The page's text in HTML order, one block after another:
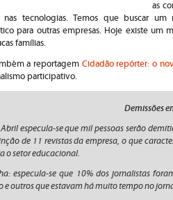
as
nas tecnologias. Temos que buscar
para outras empresas. Hoje existe um
famílias.
a reportagem Cidadão repórter: o
participativo.
Demissões
especula-se que mil pessoas serão
de 11 revistas da empresa, o que
o setor educacional.
especula-se que 10% dos jornalistas
e outros que estavam há muito tempo no